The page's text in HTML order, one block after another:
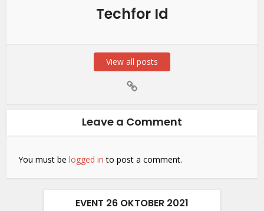
Techfor Id
View all posts
Leave a Comment
You must belogged in to post a comment.
EVENT 26 OKTOBER 2021